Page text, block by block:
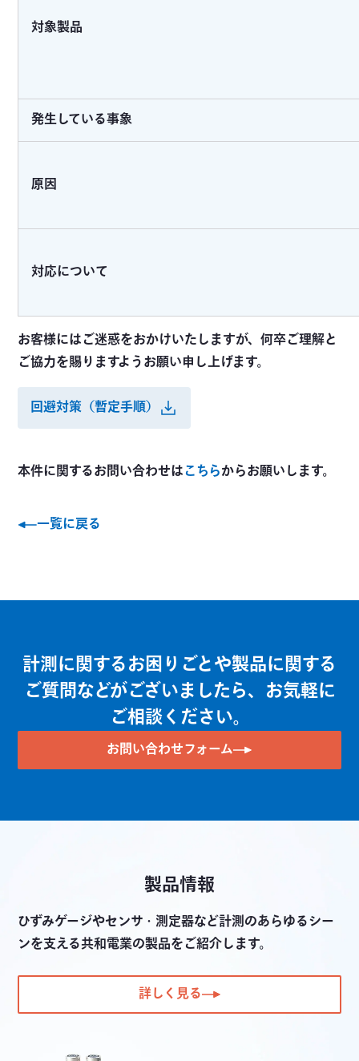
対象製品
発生している事象
原因
対応について
お客様にはご迷惑をおかけいたしますが、何卒ご理解と
ご協力を賜りますようお願い申し上げます。
回避対策（暫定手順）
本件に関するお問い合わせはこちらからお願いします。
一覧に戻る
計測に関するお困りごとや製品に関する
ご質問などがございましたら、お気軽に
ご相談ください。
お問い合わせフォーム
製品情報
ひずみゲージやセンサ・測定器など計測のあらゆるシー
ンを支える共和電業の製品をご紹介します。
詳しく見る